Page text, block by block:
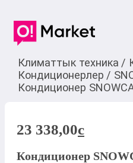
Климаттык техника /
Кондиционерлер /
Кондиционер
23 338,00c
Кондиционер